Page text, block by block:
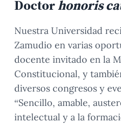
Doctorhonoris
Nuestra Universidad
Zamudio en varias
docente invitado en la
Constitucional, y
diversos congresos y
“Sencillo, amable,
intelectual y a la